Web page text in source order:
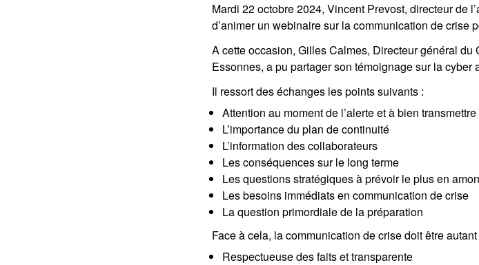
Mardi 22 octobre 2024, Vincent Prevost, directeur de
d’animer un webinaire sur la communication de crise
A cette occasion, Gilles Calmes, Directeur général
Essonnes, a pu partager son témoignage sur la
Il ressort des échanges les points suivants :
Attention au moment de l’alerte et à bien transmettre
L’importance du plan de continuité
L’information des collaborateurs
Les conséquences sur le long terme
Les questions stratégiques à prévoir le plus en
Les besoins immédiats en communication de crise
La question primordiale de la préparation
Face à cela, la communication de crise doit être
Respectueuse des faits et transparente